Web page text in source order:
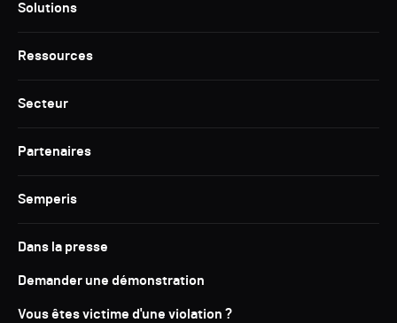
Solutions
Ressources
Secteur
Partenaires
Semperis
Dans la presse
Demander une démonstration
Vous êtes victime d'une violation ?